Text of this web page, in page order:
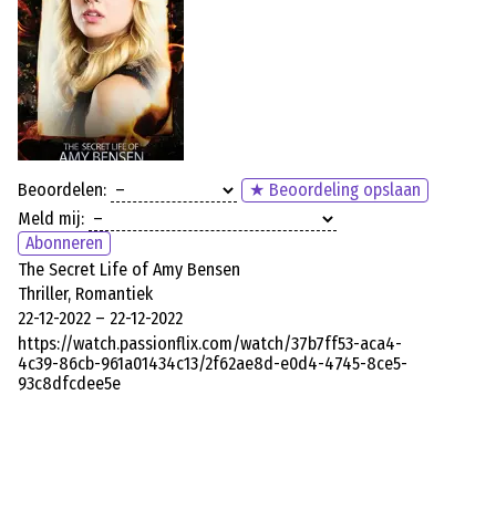
Beoordelen:
★ Beoordeling opslaan
Meld mij:
Abonneren
The Secret Life of Amy Bensen
Thriller, Romantiek
22-12-2022 – 22-12-2022
https://watch.passionflix.com/watch/37b7ff53-aca4-
4c39-86cb-961a01434c13/2f62ae8d-e0d4-4745-8ce5-
93c8dfcdee5e